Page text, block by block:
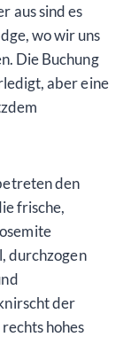
aus sind es
wo wir uns
Die Buchung
aber eine
den
frische,
durchzogen
der
hohes